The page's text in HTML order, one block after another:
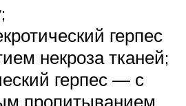
герпес
некроза тканей;
герпес — с
пропитыванием